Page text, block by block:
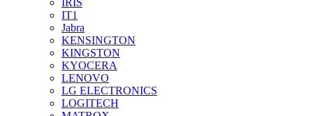
IT1
Jabra
KENSINGTON
KINGSTON
KYOCERA
LENOVO
LG ELECTRONICS
LOGITECH